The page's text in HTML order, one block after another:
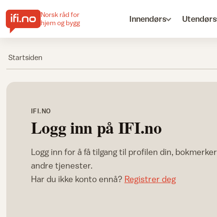
Norsk råd for
hjem og bygg
Innendørs Utendørs
Startsiden
IFI.NO
Logg inn på IFI.no
Logg inn for å få tilgang til profilen din,
andre tjenester.
Har du ikke konto ennå? Registrer deg